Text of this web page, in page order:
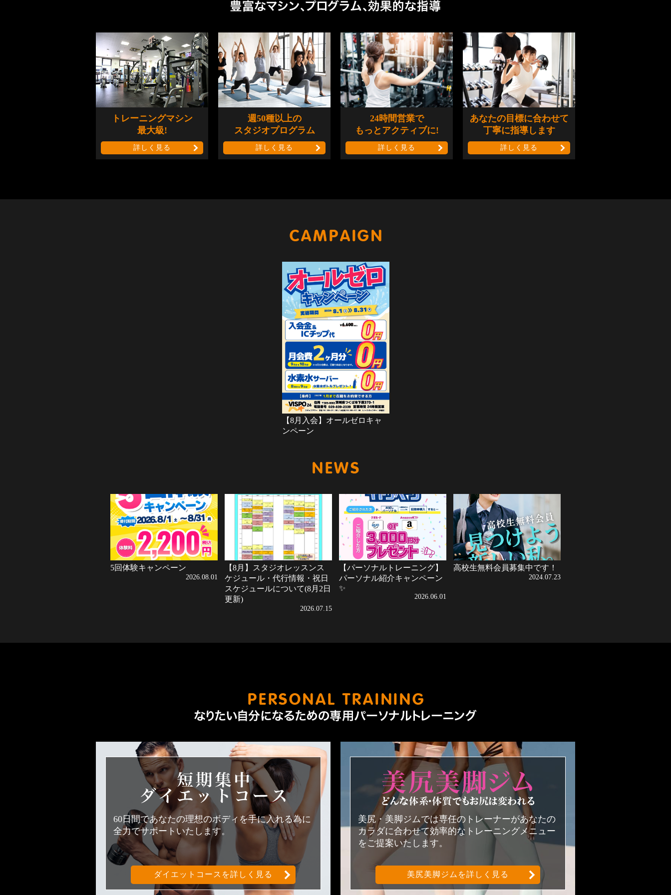
トレーニングマシン
最大級!
詳しく見る
週50種以上の
スタジオプログラム
詳しく見る
24時間営業で
もっとアクティブに!
詳しく見る
あなたの目標に合わせて
丁寧に指導します
詳しく見る
【8月入会】オールゼロキャ
ンペーン
5回体験キャンペーン
2026.08.01
【8月】スタジオレッスンス
ケジュール・代行情報・祝日
スケジュールについて(8月2日
更新)
2026.07.15
【パーソナルトレーニング】
パーソナル紹介キャンペーン
✨
2026.06.01
高校生無料会員募集中です！
2024.07.23
短期集中ダイエットコース
60日間であなたの理想のボディを手に入れる為に
全力でサポートいたします。
ダイエットコースを詳しく見る
美尻・美脚ジムでは専任のトレーナーがあなたの
カラダに合わせて効率的なトレーニングメニュー
をご提案いたします。
美尻美脚ジムを詳しく見る